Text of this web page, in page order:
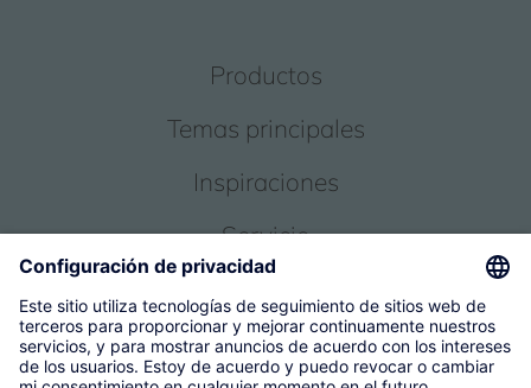
Productos
Temas principales
Inspiraciones
Servicio